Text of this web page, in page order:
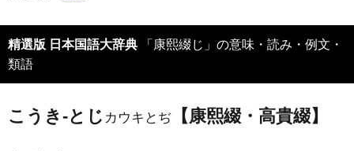
精選版 日本国語大辞典 「康熙綴じ」の意味・読み・例文・
類語
こうき‐とじ カウキとぢ 【康熙綴・高貴綴】